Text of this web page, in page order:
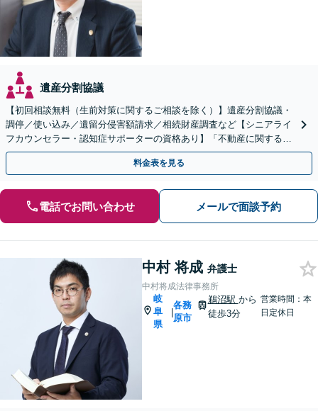
遺産分割協議
【初回相談無料（生前対策に関するご相談を除く）】遺産分割協議・
調停／使い込み／遺留分侵害額請求／相続財産調査など【シニアライ
フカウンセラー・認知症サポーターの資格あり】「不動産に関する相
続もお任せください」【当日・夜間相談可（要相談）】
料金表を見る
電話でお問い合わせ メールで面談予約
中村 将成 弁護士
中村将成法律事務所
岐
阜
県
|
各務
原市
鵜沼駅 から
徒歩3分
営業時間：本
日定休日